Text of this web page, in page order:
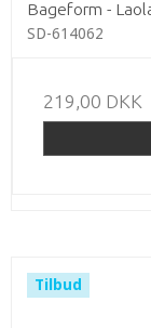
Bageform -
SD-614062
219,00 DKK
Tilbud